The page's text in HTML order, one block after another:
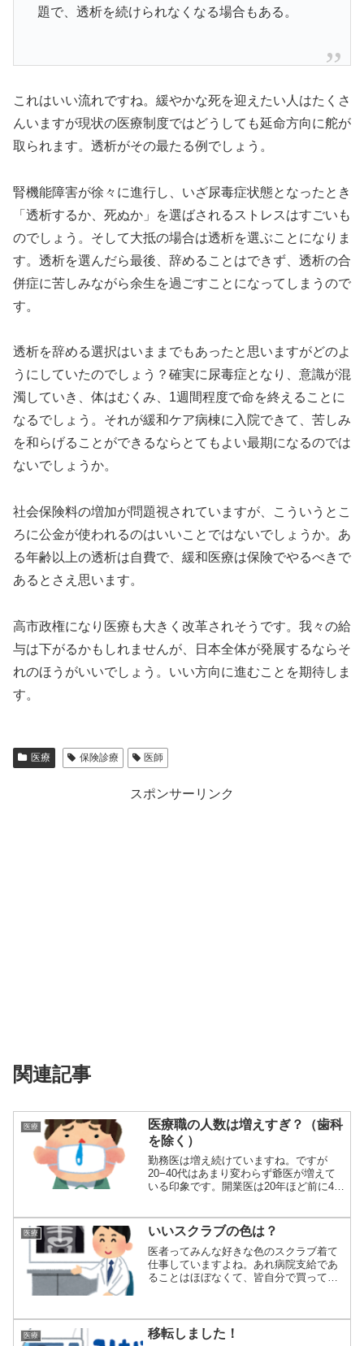
題で、透析を続けられなくなる場合もある。
これはいい流れですね。緩やかな死を迎えたい人はたくさ
んいますが現状の医療制度ではどうしても延命方向に舵が
取られます。透析がその最たる例でしょう。
腎機能障害が徐々に進行し、いざ尿毒症状態となったとき
「透析するか、死ぬか」を選ばされるストレスはすごいも
のでしょう。そして大抵の場合は透析を選ぶことになりま
す。透析を選んだら最後、辞めることはできず、透析の合
併症に苦しみながら余生を過ごすことになってしまうので
す。
透析を辞める選択はいままでもあったと思いますがどのよ
うにしていたのでしょう？確実に尿毒症となり、意識が混
濁していき、体はむくみ、1週間程度で命を終えることに
なるでしょう。それが緩和ケア病棟に入院できて、苦しみ
を和らげることができるならとてもよい最期になるのでは
ないでしょうか。
社会保険料の増加が問題視されていますが、こういうとこ
ろに公金が使われるのはいいことではないでしょうか。あ
る年齢以上の透析は自費で、緩和医療は保険でやるべきで
あるとさえ思います。
高市政権になり医療も大きく改革されそうです。我々の給
与は下がるかもしれませんが、日本全体が発展するならそ
れのほうがいいでしょう。いい方向に進むことを期待しま
す。
医療 保険診療 医師
スポンサーリンク
関連記事
医療
医療職の人数は増えすぎ？（歯科
を除く）
勤務医は増え続けていますね。ですが
20−40代はあまり変わらず爺医が増えて
いる印象です。開業医は20年ほど前に40
医療 いいスクラブの色は？
医者ってみんな好きな色のスクラブ着て
仕事していますよね。あれ病院支給であ
ることはほぼなくて、皆自分で買って自
医療 移転しました！